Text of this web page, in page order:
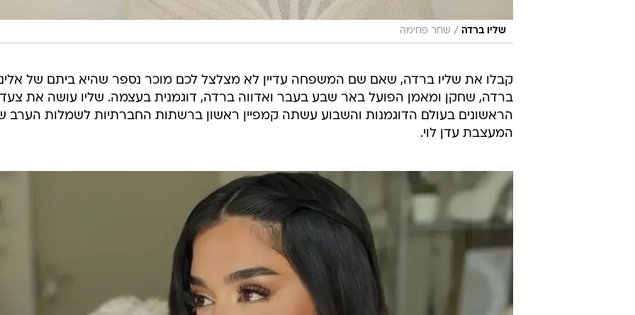
שליו ברדה / שחר פחימה
קבלו את שליו ברדה, שאם שם המשפחה עדיין לא מצלצל לכם מוכר נספר שהיא ביתם של
ברדה, שחקן ומאמן הפועל באר שבע בעבר ואדווה ברדה, דוגמנית בעצמה. שליו עושה את
הראשונים בעולם הדוגמנות והשבוע עשתה קמפיין ראשון ברשתות החברתיות לשמלות הערב
המעצבת עדן לוי.